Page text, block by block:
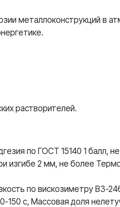
металлоконструкций в
растворителей.
по ГОСТ 15140 1 балл,
изгибе 2 мм, не более
по вискозиметру В3-
с, Массовая доля